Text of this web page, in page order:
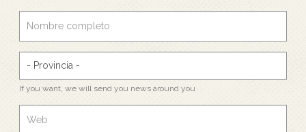
If you want, we will send you news around you